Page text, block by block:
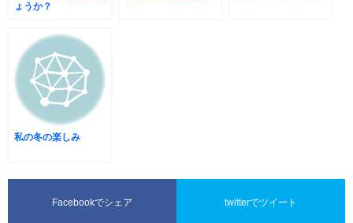
ょうか？
私の冬の楽しみ
Facebookでシェア twitterでツイート